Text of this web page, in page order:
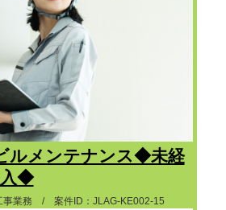
ルメンテナンス◆未経
◆
事業務 / 案件ID：JLAG-KE002-15